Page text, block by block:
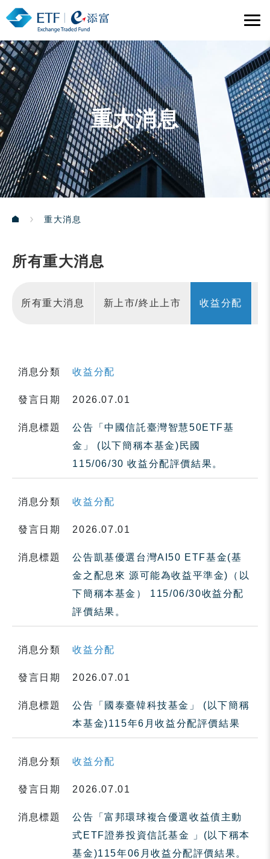
重大消息
重大消息
所有重大消息
所有重大消息 新上市/終止上市 收益分配
消息分類 收益分配
發言日期 2026.07.01
消息標題
公告「中國信託臺灣智慧50ETF基
金」 (以下簡稱本基金)民國
115/06/30 收益分配評價結果。
消息分類 收益分配
發言日期 2026.07.01
消息標題
公告凱基優選台灣AI50 ETF基金(基
金之配息來 源可能為收益平準金)（以
下簡稱本基金） 115/06/30收益分配
評價結果。
消息分類 收益分配
發言日期 2026.07.01
消息標題
公告「國泰臺韓科技基金」 (以下簡稱
本基金)115年6月收益分配評價結果
消息分類 收益分配
發言日期 2026.07.01
消息標題
公告「富邦環球複合優選收益債主動
式ETF證券投資信託基金 」(以下稱本
基金)115年06月收益分配評價結果。